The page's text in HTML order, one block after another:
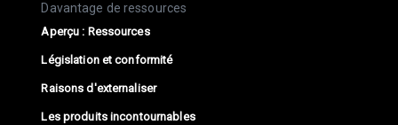
Davantage de ressources
Aperçu : Ressources
Législation et conformité
Raisons d'externaliser
Les produits incontournables